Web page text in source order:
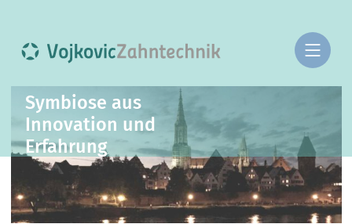
Symbiose aus
Innovation und
Erfahrung